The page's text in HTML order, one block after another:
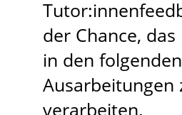
der Chance, das
in den folgenden
Ausarbeitungen
verarbeiten.